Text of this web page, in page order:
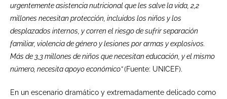
urgentemente asistencia nutricional que les salve la vida, 2,2
millones necesitan protección, incluidos los niños y los
desplazados internos, y corren el riesgo de sufrir separación
familiar, violencia de género y lesiones por armas y explosivos.
Más de 3,3 millones de niños que necesitan educación, y el mismo
número, necesita apoyo económico”(Fuente: UNICEF).
En un escenario dramático y extremadamente delicado como